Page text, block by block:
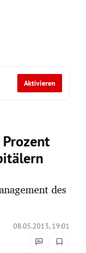
Aktivieren
des
08.05.2013, 19:01